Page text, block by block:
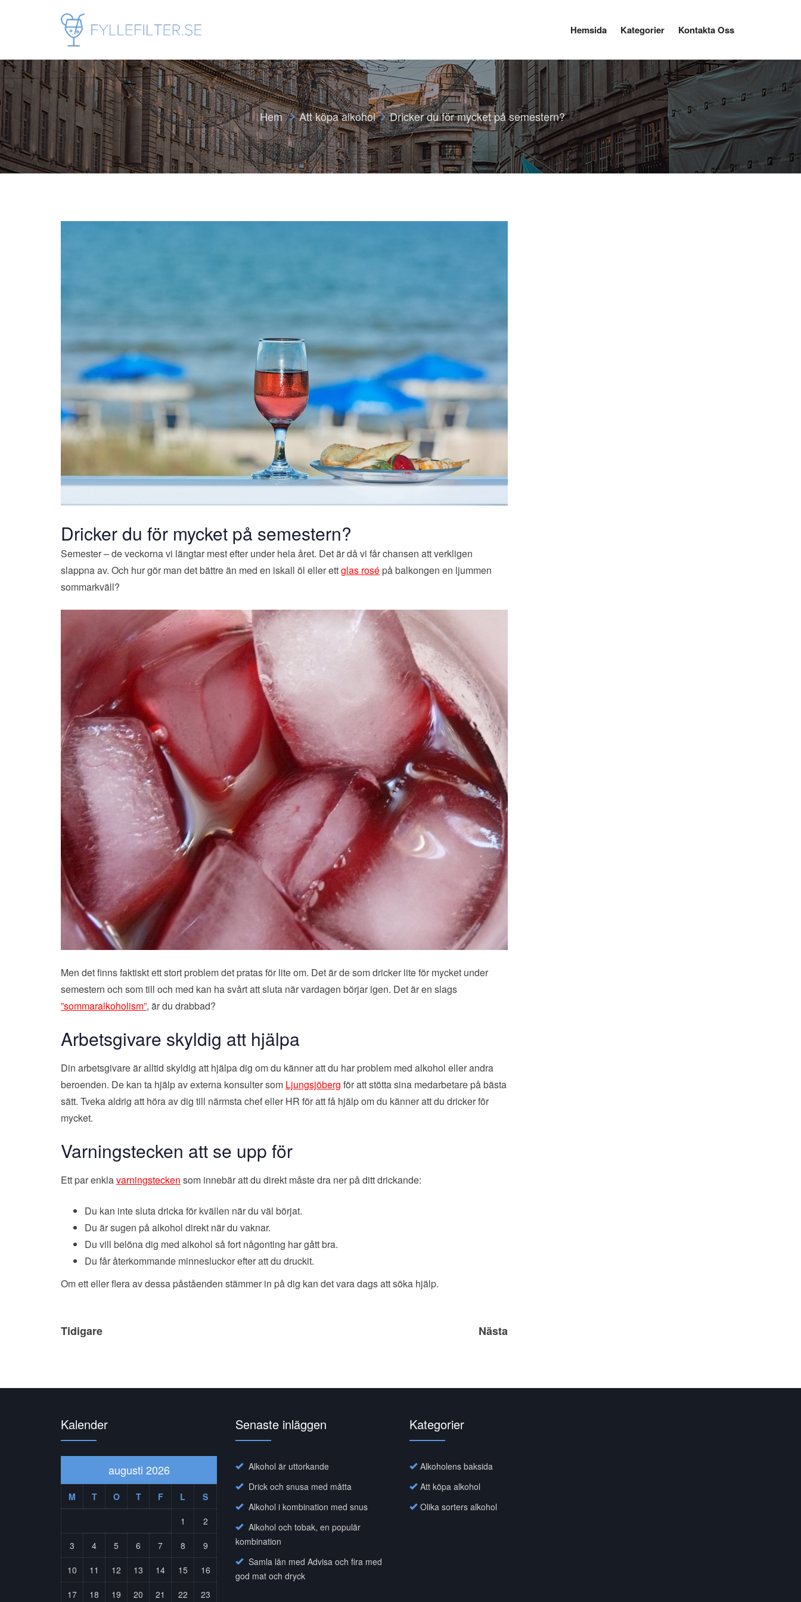
Hemsida Kategorier Kontakta Oss
Hem Att köpa alkohol Dricker du för mycket på semestern?
Dricker du för mycket på semestern?
Semester – de veckorna vi längtar mest efter under hela året. Det är då vi får chansen att verkligen
slappna av. Och hur gör man det bättre än med en iskall öl eller ettglas rosé på balkongen en ljummen
sommarkväll?
Men det finns faktiskt ett stort problem det pratas för lite om. Det är de som dricker lite för mycket under
semestern och som till och med kan ha svårt att sluta när vardagen börjar igen. Det är en slags
”sommaralkoholism”, är du drabbad?
Arbetsgivare skyldig att hjälpa
Din arbetsgivare är alltid skyldig att hjälpa dig om du känner att du har problem med alkohol eller andra
beroenden. De kan ta hjälp av externa konsulter som Ljungsjöberg för att stötta sina medarbetare på bästa
sätt. Tveka aldrig att höra av dig till närmsta chef eller HR för att få hjälp om du känner att du dricker för
mycket.
Varningstecken att se upp för
Ett par enklavarningstecken som innebär att du direkt måste dra ner på ditt drickande:
Du kan inte sluta dricka för kvällen när du väl börjat.
Du är sugen på alkohol direkt när du vaknar.
Du vill belöna dig med alkohol så fort någonting har gått bra.
Du får återkommande minnesluckor efter att du druckit.
Om ett eller flera av dessa påståenden stämmer in på dig kan det vara dags att söka hjälp.
Inläggsnavigering
Tidigare Nästa
Kalender
augusti 2026
M T O T F L S
1 2
3 4 5 6 7 8 9
10 11 12 13 14 15 16
17 18 19 20 21 22 23
Senaste inläggen
Alkohol är uttorkande
Drick och snusa med måtta
Alkohol i kombination med snus
Alkohol och tobak, en populär
kombination
Samla lån med Advisa och fira med
god mat och dryck
Kategorier
Alkoholens baksida
Att köpa alkohol
Olika sorters alkohol